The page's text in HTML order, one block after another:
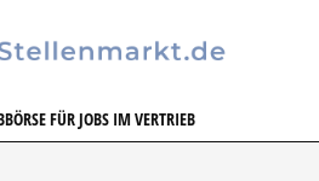
FÜR JOBS IM VERTRIEB